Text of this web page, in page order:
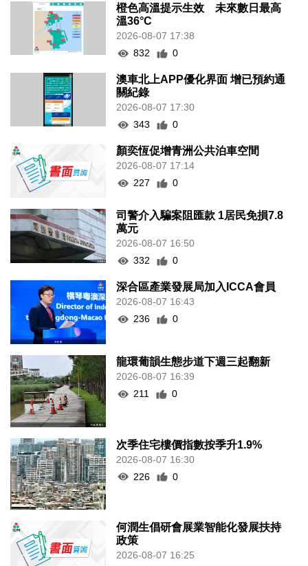
橙色高溫提示生效 未來數日最高
溫36°C
2026-08-07 17:38
832
0
澳車北上APP優化界面 增已預約通
關紀錄
2026-08-07 17:30
343
0
顏奕恆促增青洲公共泊車空間
2026-08-07 17:14
227
0
司警介入騙案阻匯款 1居民免損7.8
萬元
2026-08-07 16:50
332
0
深合區產業發展局加入ICCA會員
2026-08-07 16:43
236
0
龍環葡韻生態步道下週三起翻新
2026-08-07 16:39
211
0
次季住宅樓價指數按季升1.9%
2026-08-07 16:30
226
0
何潤生倡研會展業智能化發展扶持
政策
2026-08-07 16:25